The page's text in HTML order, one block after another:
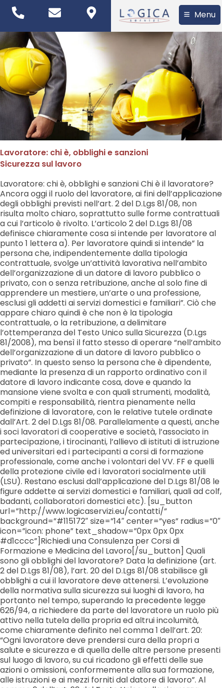
Menu
Lavoratore: chi è, obblighi e sanzioni
Sicurezza sul lavoro
Lavoratore: chi è, obblighi e sanzioni Chi è il lavoratore?
Ancora oggi il ruolo del lavoratore, ai fini dell’applicazione
degli obblighi previsti nell’art. 2 del D.Lgs 81/08, non
risulta molto chiaro, soprattutto sulle forme contrattuali
a cui l’articolo è rivolto. L’articolo 2 del D.Lgs 81/08
definisce chiaramente cosa si intende per lavoratore al
punto 1 lettera a). Per lavoratore quindi si intende” la
persona che, indipendentemente dalla tipologia
contrattuale, svolge un’attività lavorativa nell’ambito
dell’organizzazione di un datore di lavoro pubblico o
privato, con o senza retribuzione, anche al solo fine di
apprendere un mestiere, un’arte o una professione,
esclusi gli addetti ai servizi domestici e familiari”. Ciò che
appare chiaro quindi è che non è la tipologia
contrattuale, o la retribuzione, a delimitare
l’ottemperanza del Testo Unico sulla Sicurezza (D.Lgs
81/2008), ma bensì il fatto stesso di operare “nell’ambito
dell’organizzazione di un datore di lavoro pubblico o
privato”. In questo senso la persona che è dipendente,
mediante la presenza di un rapporto ordinativo con il
datore di lavoro indicante cosa, dove e quando la
mansione viene svolta e con quali strumenti, modalità,
compiti e responsabilità, rientra pienamente nella
definizione di lavoratore, con le relative tutele ordinate
dall’Art. 2 del D.Lgs 81/08. Parallelamente a questi, anche
i soci lavoratori di cooperative e società, l’associato in
partecipazione, i tirocinanti, l’allievo di istituti di istruzione
ed universitari ed i partecipanti a corsi di formazione
professionale, come anche i volontari del VV. FF e quelli
della protezione civile ed i lavoratori socialmente utili
(LSU). Restano esclusi dall’applicazione del D.Lgs 81/08 le
figure addette ai servizi domestici e familiari, quali ad colf,
badanti, collaboratori domestici etc). [su_button
url=”http://www.logicaservizi.eu/contatti/”
background=”#115172″ size=”14″ center=”yes” radius=”0″
icon=”icon: phone” text_shadow=”0px 0px 0px
#d1cccc”]Richiedi una Consulenza per Corsi di
Formazione e Medicina del Lavoro[/su_button] Quali
sono gli obblighi del lavoratore? Data la definizione (art.
2 del D.Lgs 81/08), l’art. 20 del D.Lgs 81/08 stabilisce gli
obblighi a cui il lavoratore deve attenersi. L’evoluzione
della normativa sulla sicurezza sui luoghi di lavoro, ha
portanto nel tempo, superando la precedente legge
626/94, a richiedere da parte del lavoratore un ruolo più
attivo nella tutela della propria ed altrui incolumità,
come chiaramente definito nel comma 1 dell’art. 20:
“Ogni lavoratore deve prendersi cura della propri a
salute e sicurezza e di quella delle altre persone presenti
sul luogo di lavoro, su cui ricadono gli effetti delle sue
azioni o omissioni, conformemente alla sua formazione,
alle istruzioni e ai mezzi forniti dal datore di lavoro”. Al